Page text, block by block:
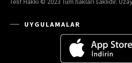
UYGULAMALAR